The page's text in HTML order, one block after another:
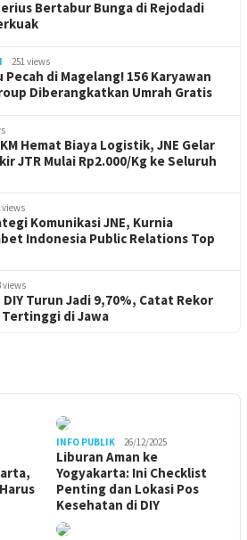
Bertabur Bunga di Rejodadi
251 views
Pecah di Magelang! 156 Karyawan
Diberangkatkan Umrah Gratis
Hemat Biaya Logistik, JNE Gelar
JTR Mulai Rp2.000/Kg ke Seluruh
views
Komunikasi JNE, Kurnia
Indonesia Public Relations Top
views
Turun Jadi 9,70%, Catat Rekor
di Jawa
INFO PUBLIK 26/12/2025
Liburan Aman ke
Yogyakarta: Ini Checklist
Penting dan Lokasi Pos
Kesehatan di DIY